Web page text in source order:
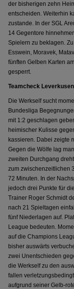
der bisherigen zehn
entscheiden. Weiterhin
zustande. In der SGL
14 Gegentore
Spielern zu beklagen.
Esswein, Moravek,
fünften Gelben Karten
gesperrt.
Teamcheck Leverkusen
Die Werkself sucht
Bundesliga
mit 1:2 geschlagen
heimischer Kulisse
kassieren. Dabei zeigte
Gegen die Wölfe lag
zweiten Durchgang
zum zwischenzeitlichen
72 Minuten. In der
jedoch drei Punkte für
Trainer Roger Schmidt
nach 21 Spieltagen
fünf Niederlagen auf.
League bedeuten.
auf die Champions
bisher auswärts
zwei Unentschieden
die Werkself zu den
fallen
aufgrund seiner Gelb-